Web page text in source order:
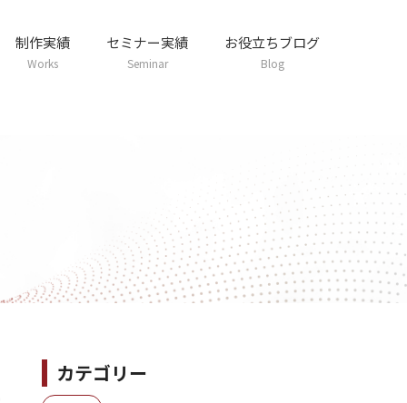
制作実績
Works
セミナー実績
Seminar
お役立ちブログ
Blog
カテゴリー